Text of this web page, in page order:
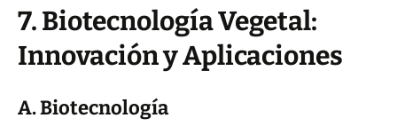
7. Biotecnología Vegetal:
Innovación y Aplicaciones
A. Biotecnología